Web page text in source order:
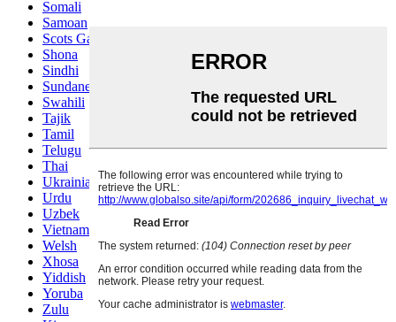
Somali
Samoan
Scots Gaelic
Shona
Sindhi
Sundanese
Swahili
Tajik
Tamil
Telugu
Thai
Ukrainian
Urdu
Uzbek
Vietnamese
Welsh
Xhosa
Yiddish
Yoruba
Zulu